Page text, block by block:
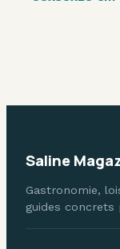
Saline
Gastronomie,
guides concrets